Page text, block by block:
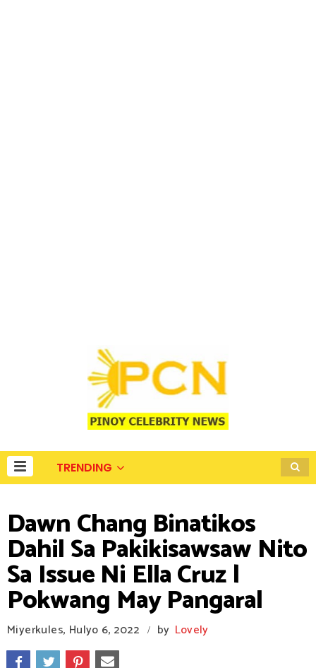
TRENDING
Dawn Chang Binatikos
Dahil Sa Pakikisawsaw Nito
Sa Issue Ni Ella Cruz |
Pokwang May Pangaral
Miyerkules, Hulyo 6, 2022 / by Lovely